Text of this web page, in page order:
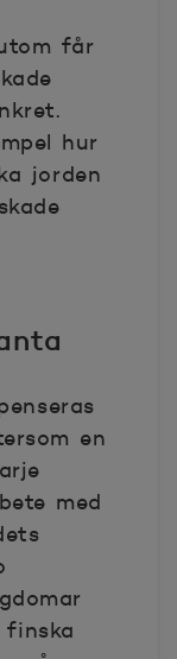
får
hur
jorden
en
med
finska